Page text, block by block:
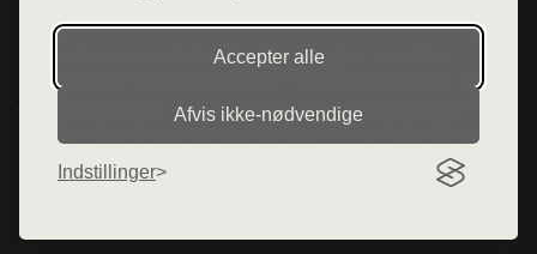
Accepter alle
Afvis ikke‑nødvendige
Indstillinger
Denne side er en del af want.dk, der udgiver en række
hjemmesider med præsentation af forskellige produkter fra
diverse webshops. Der sælges ikke varer fra denne side - vi
varerne på lager.